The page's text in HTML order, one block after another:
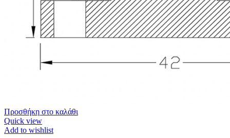
Προσθήκη στο καλάθι
Quick view
Add to wishlist